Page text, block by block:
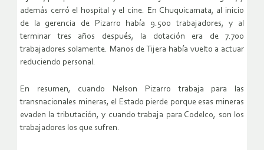
además cerró el hospital y el cine. En Chuquicamata, al inicio
de la gerencia de Pizarro había 9.500 trabajadores, y al
terminar tres años después, la dotación era de 7.700
trabajadores solamente. Manos de Tijera había vuelto a actuar
reduciendo personal.
En resumen, cuando Nelson Pizarro trabaja para las
transnacionales mineras, el Estado pierde porque esas mineras
evaden la tributación, y cuando trabaja para Codelco, son los
trabajadores los que sufren.